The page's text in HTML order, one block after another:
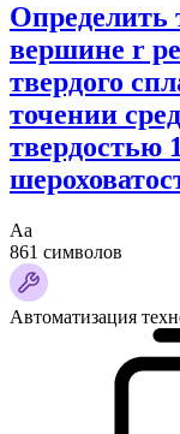
Определить
вершине r
твердого
точении
твердостью
Аа
861 символов
Автоматизация